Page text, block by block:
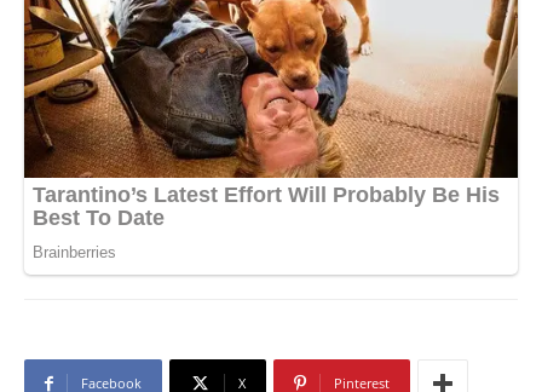
Facebook X Pinterest